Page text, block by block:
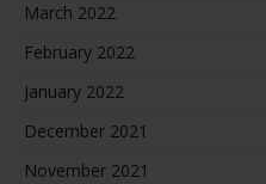
March 2022
February 2022
January 2022
December 2021
November 2021